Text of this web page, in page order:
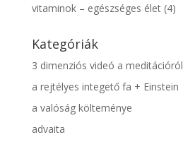
vitaminok – egészséges élet(4)
Kategóriák
3 dimenziós videó a meditációról
a rejtélyes integető fa + Einstein
a valóság költeménye
advaita